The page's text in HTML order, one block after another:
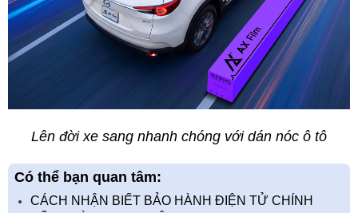
Lên đời xe sang nhanh chóng với dán nóc ô tô
Có thể bạn quan tâm:
CÁCH NHẬN BIẾT BẢO HÀNH ĐIỆN TỬ CHÍNH